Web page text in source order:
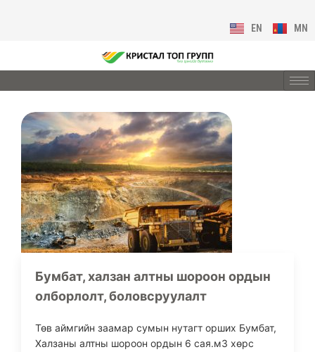
EN MN
Бумбат, халзан алтны шороон ордын
олборлолт, боловсруулалт
Төв аймгийн заамар сумын нутагт орших Бумбат,
Халзаны алтны шороон ордын 6 сая.м3 хөрс